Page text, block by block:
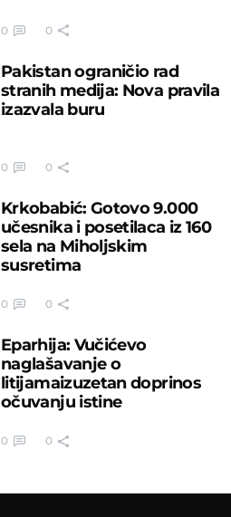
0 0
Pakistan ograničio rad
stranih medija: Nova pravila
izazvala buru
0 0
Krkobabić: Gotovo 9.000
učesnika i posetilaca iz 160
sela na Miholjskim
susretima
0 0
Eparhija: Vučićevo
naglašavanje o
litijamaizuzetan doprinos
očuvanju istine
0 0